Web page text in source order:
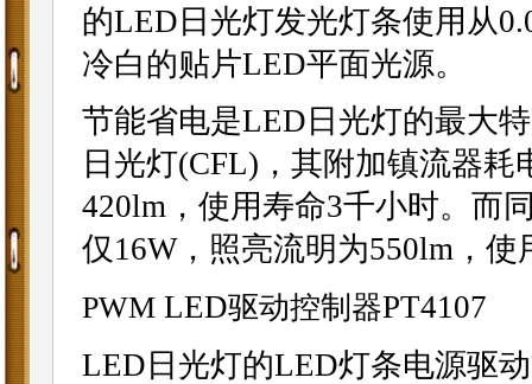
的LED日光灯发光灯条使用从
冷白的贴片LED平面光源。
节能省电是LED日光灯的最大
日光灯(CFL)，其附加镇流器
420lm，使用寿命3千小时。而
仅16W，照亮流明为550lm，
PWMLED驱动控制器PT4107
LED日光灯的LED灯条电源驱